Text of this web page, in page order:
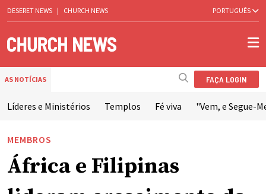
DESERET NEWS | CHURCH NEWS PORTUGUÊS
AS NOTÍCIAS FAÇA LOGIN
Líderes e Ministérios Templos Fé viva "Vem, e Segue-
MEMBROS
África e Filipinas